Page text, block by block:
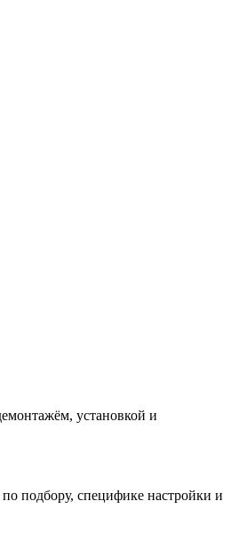
установкой и
подбору, специфике настройки и